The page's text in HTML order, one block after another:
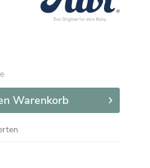
Warenkorb